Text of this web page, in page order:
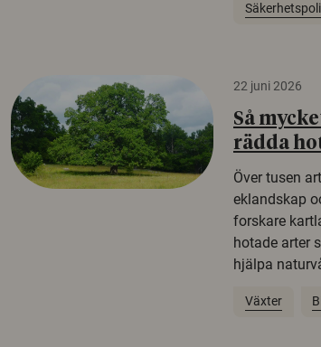
22 juni 2026
Så
rädda
Över tusen
eklandskap
forskare
hotade arter
hjälpa
Växter